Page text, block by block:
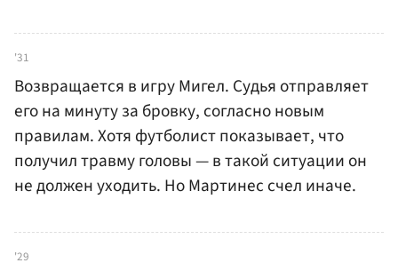
'31
Возвращается в игру Мигел. Судья отправляет
его на минуту за бровку, согласно новым
правилам. Хотя футболист показывает, что
получил травму головы — в такой ситуации он
не должен уходить. Но Мартинес счел иначе.
'29